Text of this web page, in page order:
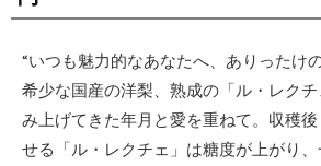
“いつも魅力的なあなたへ、ありったけ
希少な国産の洋梨、熟成の「ル・レク
み上げてきた年月と愛を重ねて。収穫
せる「ル・レクチェ」は糖度が上がり